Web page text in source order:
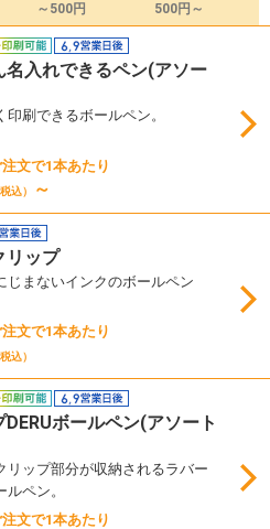
～500円 500円～
名入れできるペン(アソー
印刷できるボールペン。
文で1本あたり
税込） ～
リップ
じまないインクのボールペン
文で1本あたり
税込）
DERUボールペン(アソート
リップ部分が収納されるラバー
ルペン。
文で1本あたり